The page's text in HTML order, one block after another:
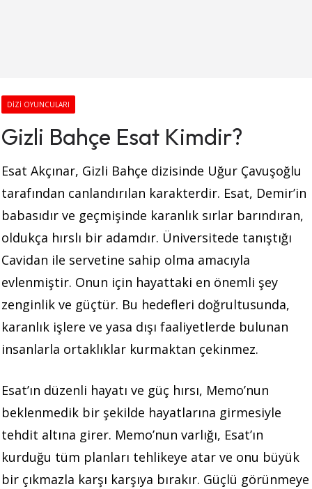
DIZI OYUNCULARI
Gizli Bahçe Esat Kimdir?
Esat Akçınar, Gizli Bahçe dizisinde Uğur Çavuşoğlu
tarafından canlandırılan karakterdir. Esat, Demir’in
babasıdır ve geçmişinde karanlık sırlar barındıran,
oldukça hırslı bir adamdır. Üniversitede tanıştığı
Cavidan ile servetine sahip olma amacıyla
evlenmiştir. Onun için hayattaki en önemli şey
zenginlik ve güçtür. Bu hedefleri doğrultusunda,
karanlık işlere ve yasa dışı faaliyetlerde bulunan
insanlarla ortaklıklar kurmaktan çekinmez.
Esat’ın düzenli hayatı ve güç hırsı, Memo’nun
beklenmedik bir şekilde hayatlarına girmesiyle
tehdit altına girer. Memo’nun varlığı, Esat’ın
kurduğu tüm planları tehlikeye atar ve onu büyük
bir çıkmazla karşı karşıya bırakır. Güçlü görünmeye